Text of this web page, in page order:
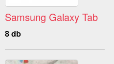
Samsung Galaxy Tab
8 db